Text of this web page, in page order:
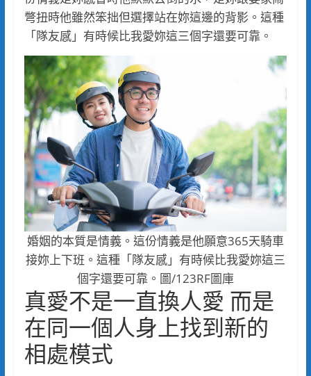
彆扭時他雖然笨拙但選擇站在妳這邊的背影。這種
「隊友感」有時候比我愛妳這三個字還要可靠。
婚姻的本質是情義。這份情義是他願意365天騎車
接妳上下班。這種「隊友感」有時候比我愛妳這三
個字還要可靠。圖/123RF圖庫
真愛不是一直換人愛 而是
在同一個人身上找到新的
相處模式